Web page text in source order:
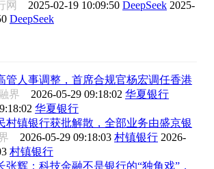
网 2025-02-19 10:09:50 DeepSeek 2025-
DeepSeek
管人事调整，首席合规官杨宏调任香港
界 2026-05-29 09:18:02 华夏银行
华夏银行
村镇银行获批解散，全部业务由盛京银
2026-05-29 09:18:03 村镇银行 2026-
村镇银行
张辉：科技金融不是银行的“独角戏”，